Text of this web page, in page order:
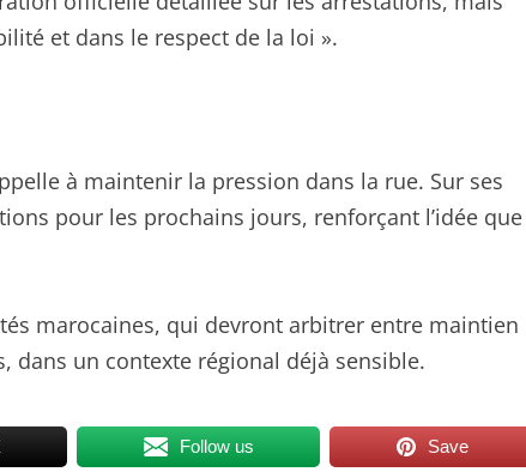
et dans le respect de la loi ».
à maintenir la pression dans la rue. Sur ses
pour les prochains jours, renforçant l’idée que
marocaines, qui devront arbitrer entre maintien
dans un contexte régional déjà sensible.
Follow us Save